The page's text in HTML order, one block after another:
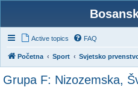
Active topics FAQ
Početna Sport Svjetsko
Grupa F: Nizozemska,